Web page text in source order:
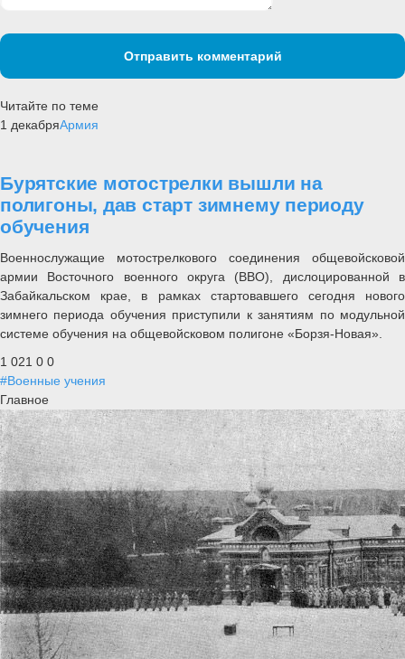
Отправить комментарий
Читайте по теме
1 декабряАрмия
Бурятские мотострелки вышли на
полигоны, дав старт зимнему периоду
обучения
Военнослужащие мотострелкового соединения общевойсковой
армии Восточного военного округа (ВВО), дислоцированной в
Забайкальском крае, в рамках стартовавшего сегодня нового
зимнего периода обучения приступили к занятиям по модульной
системе обучения на общевойсковом полигоне «Борзя-Новая».
1 021 0 0
#Военные учения
Главное